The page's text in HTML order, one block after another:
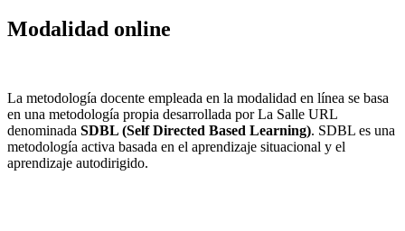
Modalidad online
La metodología docente empleada en la modalidad en línea se basa
en una metodología propia desarrollada por La Salle URL
denominada SDBL (Self Directed Based Learning). SDBL es una
metodología activa basada en el aprendizaje situacional y el
aprendizaje autodirigido.